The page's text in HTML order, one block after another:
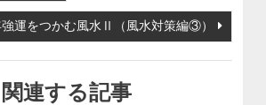
強運をつかむ風水Ⅱ（風水対策編③）
関連する記事